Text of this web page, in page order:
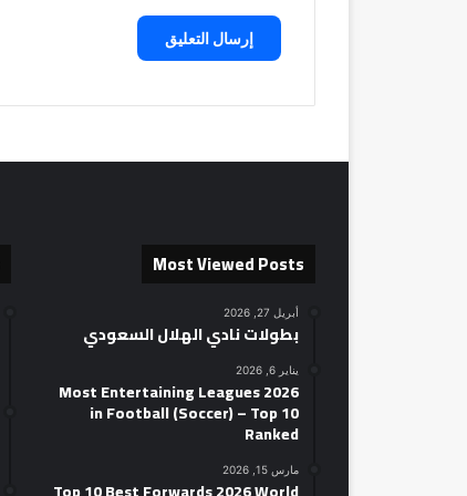
Most Viewed Posts
أبريل 27, 2026
بطولات نادي الهلال السعودي
يناير 6, 2026
2026 Most Entertaining Leagues
in Football (Soccer) – Top 10
Ranked
مارس 15, 2026